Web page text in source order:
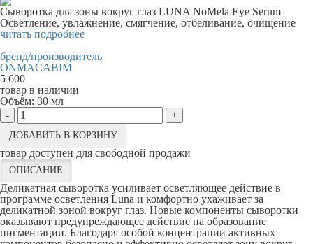
Сыворотка для зоны вокруг глаз LUNA NoMela Eye Serum
Осветление, увлажнение, смягчение, отбеливание, очищение
читать подробнее
бренд/производитель
ONMACABIM
5 600
товар в наличии
Объём: 30 мл
-
+
ДОБАВИТЬ В КОРЗИНУ
товар доступен для свободной продажи
ОПИСАНИЕ
Деликатная сыворотка усиливает осветляющее действие в
программе осветления Luna и комфортно ухаживает за
деликатной зоной вокруг глаз. Новые компоненты сыворотки
оказывают предупреждающее действие на образование
пигментации. Благодаря особой концентрации активных